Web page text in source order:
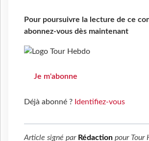
Pour poursuivre la lecture de ce
abonnez-vous dès maintenant
Je m'abonne
Déjà abonné ? Identifiez-vous
Article signé par Rédaction pour Tour